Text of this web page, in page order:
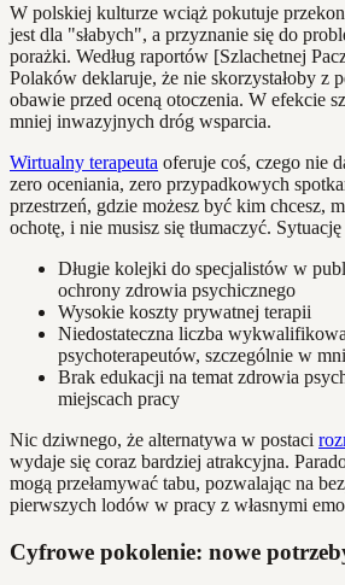
W polskiej kulturze wciąż pokutuje
jest dla "słabych", a przyznanie się do
porażki. Według raportów [Szlachetnej
Polaków deklaruje, że nie skorzystałoby z
obawie przed oceną otoczenia. W efekcie
mniej inwazyjnych dróg wsparcia.
Wirtualny terapeuta oferuje coś, czego nie
zero oceniania, zero przypadkowych
przestrzeń, gdzie możesz być kim chcesz,
ochotę, i nie musisz się tłumaczyć.
Długie kolejki do specjalistów w
ochrony zdrowia psychicznego
Wysokie koszty prywatnej terapii
Niedostateczna liczba
psychoterapeutów, szczególnie w
Brak edukacji na temat zdrowia
miejscach pracy
Nic dziwnego, że alternatywa w postaci
wydaje się coraz bardziej atrakcyjna.
mogą przełamywać tabu, pozwalając na
pierwszych lodów w pracy z własnymi
Cyfrowe pokolenie: nowe